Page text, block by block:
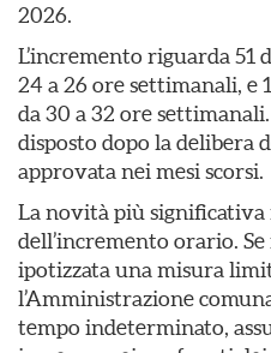
2026.
L’incremento riguarda 51
24 a 26 ore settimanali, e
da 30 a 32 ore
disposto dopo la delibera
approvata nei mesi scorsi.
La novità più
dell’incremento orario.
ipotizzata una misura
l’Amministrazione
tempo indeterminato,